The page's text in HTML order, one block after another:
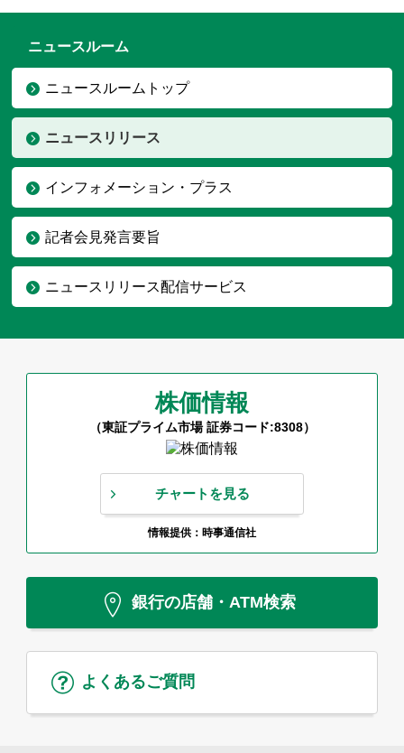
ニュースルーム
ニュースルームトップ
ニュースリリース
インフォメーション・プラス
記者会見発言要旨
ニュースリリース配信サービス
株価情報
（東証プライム市場 証券コード:8308）
チャートを見る
情報提供：時事通信社
銀行の店舗・ATM検索
よくあるご質問